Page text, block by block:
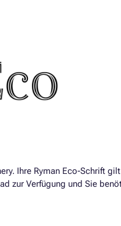
Ihre Ryman Eco-Schrift
zur Verfügung und Sie